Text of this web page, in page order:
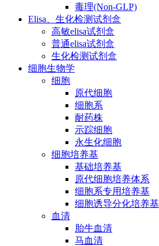
毒理(Non-GLP)
Elisa、生化检测试剂盒
高敏elisa试剂盒
普通elisa试剂盒
生化检测试剂盒
细胞生物学
细胞
原代细胞
细胞系
耐药株
示踪细胞
永生化细胞
细胞培养基
基础培养基
原代细胞培养体系
细胞系专用培养基
细胞诱导分化培养基
血清
胎牛血清
马血清